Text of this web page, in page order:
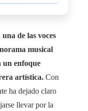
de las voces
musical
un enfoque
artística. Con
ha dejado claro
llevar por la